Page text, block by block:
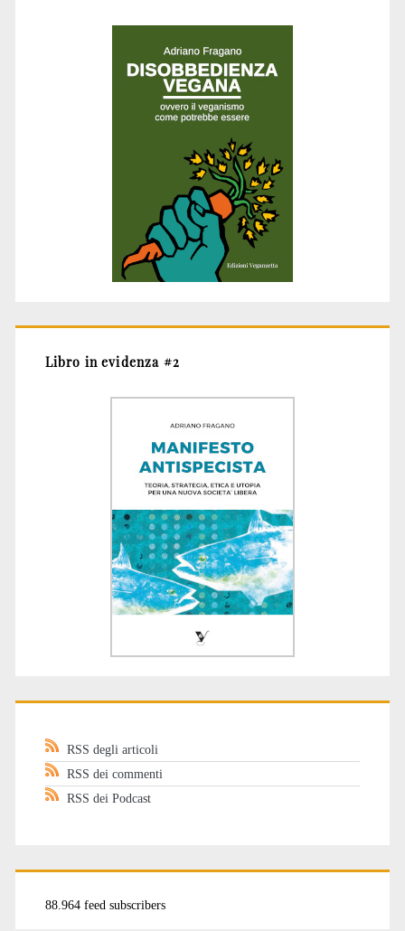
Libro in evidenza #2
RSS degli articoli
RSS dei commenti
RSS dei Podcast
88.964 feed subscribers